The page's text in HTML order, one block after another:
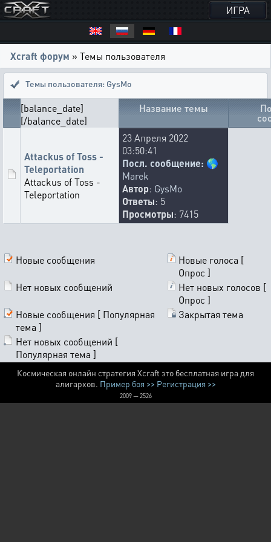
ИГРА
Xcraft форум » Темы пользователя
Темы пользователя: GysMo
[balance_date]
[/balance_date]
Название темы
Attackus of Toss -
Teleportation
Attackus of Toss -
Teleportation
23 Апреля 2022
03:50:41
Посл. сообщение: 🌎
Marek
Автор: GysMo
Ответы: 5
Просмотры: 7415
Новые сообщения
Новые голоса [
Опрос ]
Нет новых сообщений
Нет новых голосов [
Опрос ]
Новые сообщения [ Популярная
тема ]
Закрытая тема
Нет новых сообщений [
Популярная тема ]
Космическая онлайн стратегия Xcraft это бесплатная игра для
алигархов. Пример боя >> Регистрация >>
2009 — 2526